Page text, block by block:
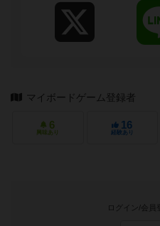
マイボードゲーム登録者
6
興味あり
16
経験あり
ログイン/会員